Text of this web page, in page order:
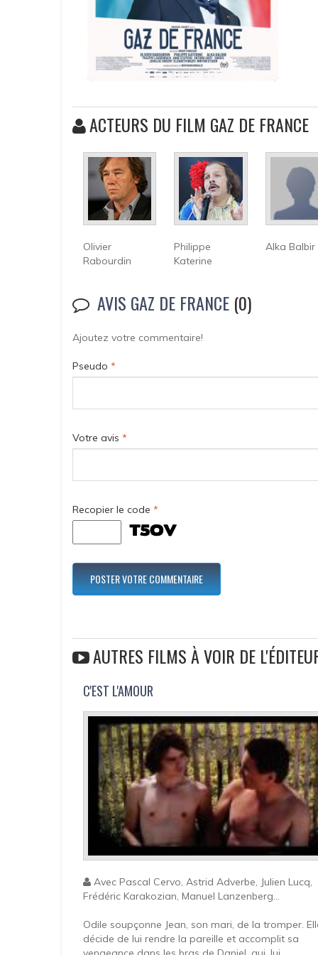
ACTEURS DU FILM GAZ DE FRANCE
Olivier
Rabourdin
Philippe
Katerine
Alka Balbir
AVIS GAZ DE FRANCE (0)
Ajoutez votre commentaire!
Pseudo *
Votre avis *
Recopier le code *
AUTRES FILMS À VOIR DE
C'EST L'AMOUR
Avec Pascal Cervo, Astrid Adverbe, Julien Lucq,
Frédéric Karakozian, Manuel Lanzenberg...
Odile soupçonne Jean, son mari, de la tromper.
décide de lui rendre la pareille et accomplit sa